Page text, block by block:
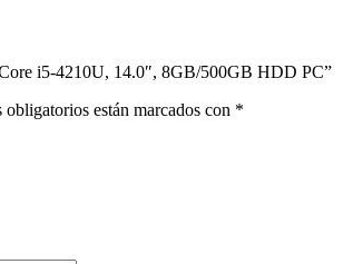
i5-4210U, 14.0″, 8GB/500GB HDD PC”
obligatorios están marcados con *